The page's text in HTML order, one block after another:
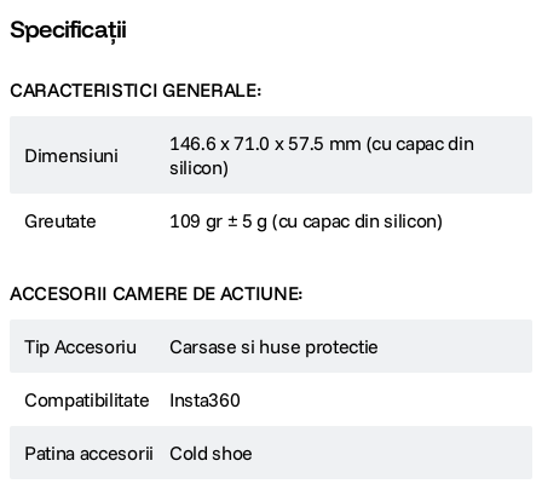
Specificații
CARACTERISTICI GENERALE:
Dimensiuni
146.6 x 71.0 x 57.5 mm (cu capac din
silicon)
Greutate 109 gr ± 5 g (cu capac din silicon)
ACCESORII CAMERE DE ACTIUNE:
Tip Accesoriu Carsase si huse protectie
Compatibilitate Insta360
Patina accesorii Cold shoe